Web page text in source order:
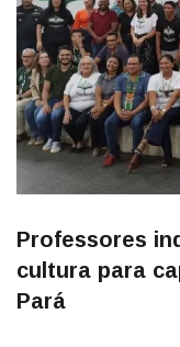
Professores
cultura para
Pará